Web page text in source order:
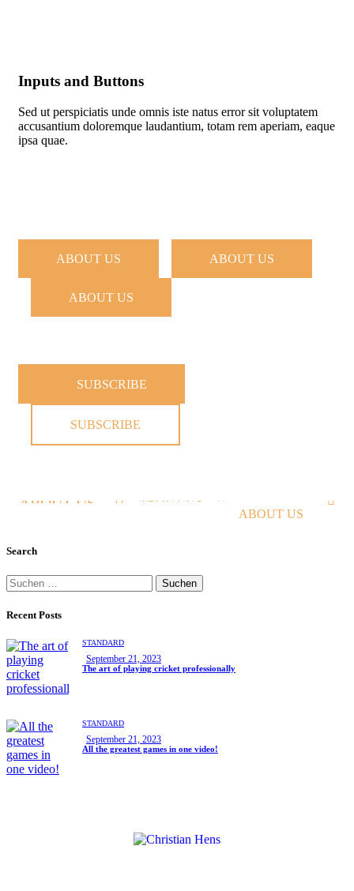
Inputs and Buttons
Sed ut perspiciatis unde omnis iste natus error sit voluptatem
accusantium doloremque laudantium, totam rem aperiam, eaque
ipsa quae.
ABOUT US ABOUT US
ABOUT US
SUBSCRIBE
SUBSCRIBE
ABOUT US
ABOUT US
ABOUT US
Search
Recent Posts
STANDARD
September 21, 2023
The art of playing cricket professionally
STANDARD
September 21, 2023
All the greatest games in one video!